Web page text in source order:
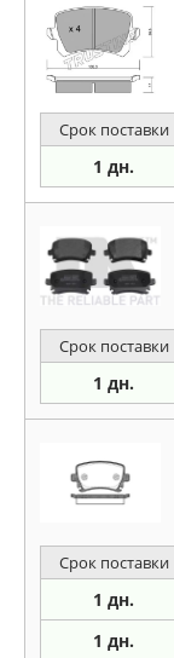
Срок поставки
1 дн.
Срок поставки
1 дн.
Срок поставки
1 дн.
1 дн.